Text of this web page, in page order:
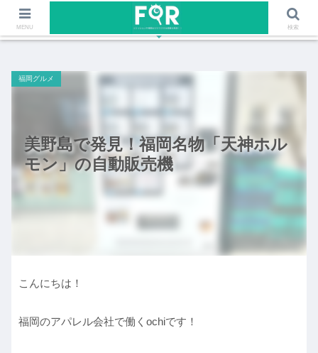
ファッションや福岡のワクワクする情報を発信！！
美野島で発見！福岡名物「天神ホル
モン」の自動販売機
福岡グルメ
こんにちは！
福岡のアパレル会社で働くochiです！
MENU 検索